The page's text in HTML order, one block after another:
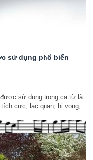
sử dụng phổ biến
sử dụng trong ca từ là
cực, lạc quan, hi vọng,